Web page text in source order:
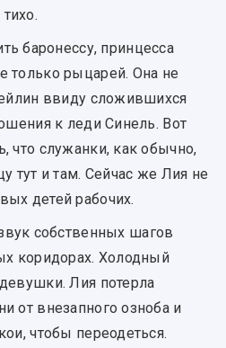
баронессу, принцесса
только рыцарей. Она не
ввиду сложившихся
к леди Синель. Вот
что служанки, как обычно,
тут и там. Сейчас же Лия не
детей рабочих.
собственных шагов
коридорах. Холодный
Лия потерла
от внезапного озноба и
чтобы переодеться.